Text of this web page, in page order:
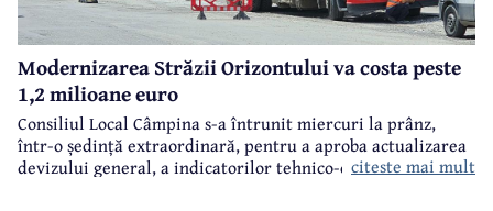
Modernizarea Străzii Orizontului va costa peste
1,2 milioane euro
Consiliul Local Câmpina s-a întrunit miercuri la prânz,
într-o ședință extraordinară, pentru a aproba actualizarea
devizului general, a indicatorilor tehnico-economici și a
citeste mai mult